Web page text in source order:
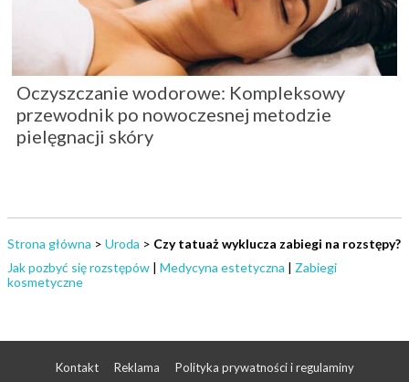
Oczyszczanie wodorowe: Kompleksowy
przewodnik po nowoczesnej metodzie
pielęgnacji skóry
Strona główna > Uroda > Czy tatuaż wyklucza zabiegi na rozstępy?
Jak pozbyć się rozstępów | Medycyna estetyczna | Zabiegi
kosmetyczne
Kontakt Reklama Polityka prywatności i regulaminy